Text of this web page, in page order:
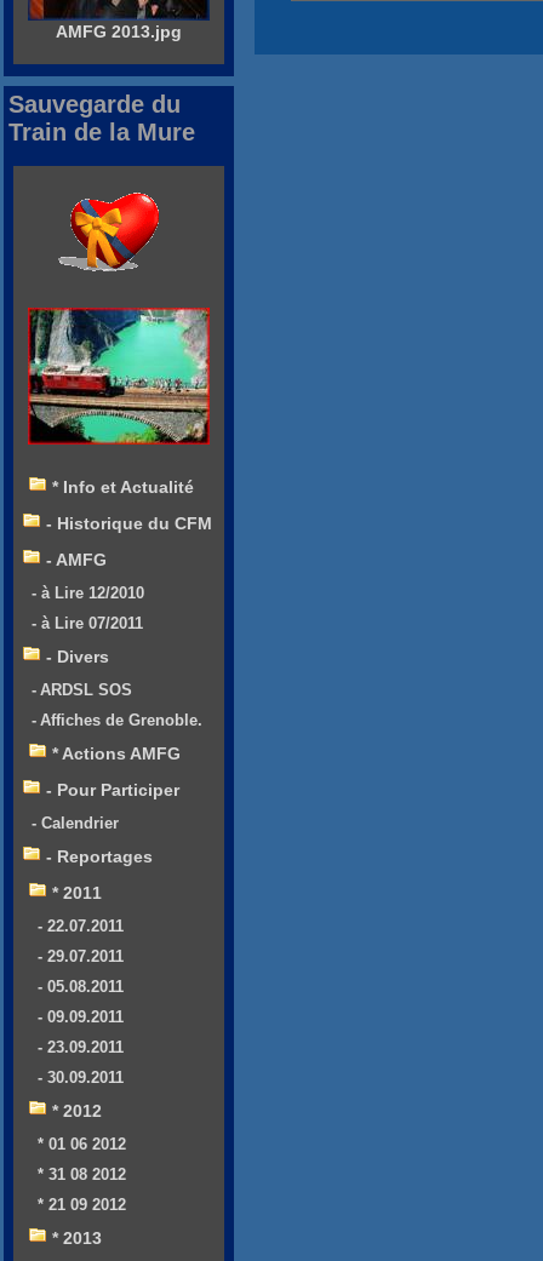
AMFG 2013.jpg
Sauvegarde du
Train de la Mure
* Info et Actualité
- Historique du CFM
- AMFG
- à Lire 12/2010
- à Lire 07/2011
- Divers
- ARDSL SOS
- Affiches de Grenoble.
* Actions AMFG
- Pour Participer
- Calendrier
- Reportages
* 2011
- 22.07.2011
- 29.07.2011
- 05.08.2011
- 09.09.2011
- 23.09.2011
- 30.09.2011
* 2012
* 01 06 2012
* 31 08 2012
* 21 09 2012
* 2013